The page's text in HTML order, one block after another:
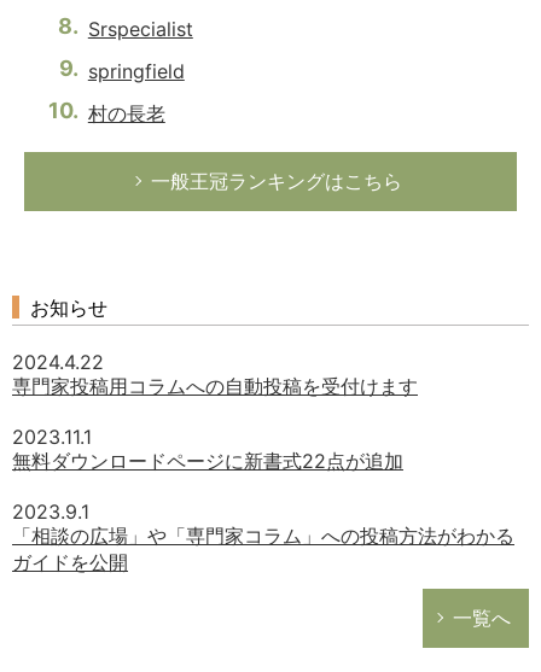
Srspecialist
springfield
村の長老
一般王冠ランキングはこちら
お知らせ
2024.4.22
専門家投稿用コラムへの自動投稿を受付けます
2023.11.1
無料ダウンロードページに新書式22点が追加
2023.9.1
「相談の広場」や「専門家コラム」への投稿方法がわかる
ガイドを公開
一覧へ